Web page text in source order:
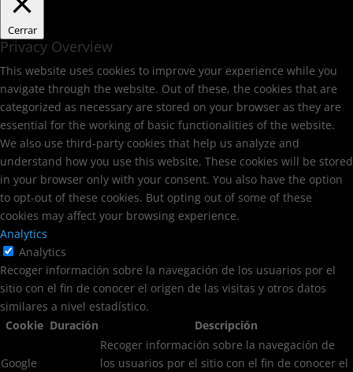
Cerrar
Privacy Overview
This website uses cookies to improve your experience while you
navigate through the website. Out of these, the cookies that are
categorized as necessary are stored on your browser as they are
essential for the working of basic functionalities of the website.
We also use third-party cookies that help us analyze and
understand how you use this website. These cookies will be stored
in your browser only with your consent. You also have the option
to opt-out of these cookies. But opting out of some of these
cookies may affect your browsing experience.
Analytics
Analytics
Recoger información sobre la navegación de los usuarios por el
sitio con el fin de conocer el origen de las visitas y otros datos
similares a nivel estadístico.
Cookie Duración Descripción
Google
Recoger información sobre la navegación de
los usuarios por el sitio con el fin de conocer el